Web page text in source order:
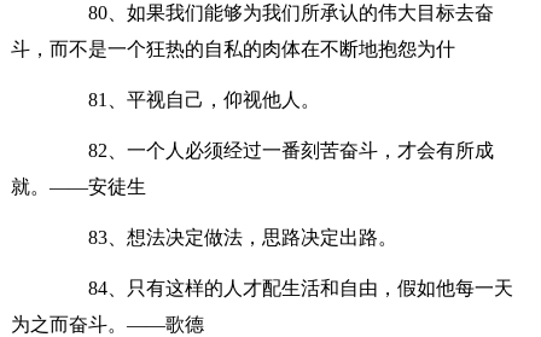
80、如果我们能够为我们所承认的伟大目标去奋
斗，而不是一个狂热的自私的肉体在不断地抱怨为什
81、平视自己，仰视他人。
82、一个人必须经过一番刻苦奋斗，才会有所成
就。——安徒生
83、想法决定做法，思路决定出路。
84、只有这样的人才配生活和自由，假如他每一天
为之而奋斗。——歌德